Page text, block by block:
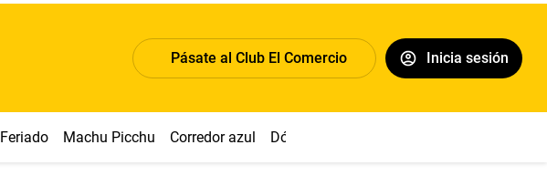
Pásate al Club El Comercio Inicia sesión
Feriado Machu Picchu Corredor azul Dólar